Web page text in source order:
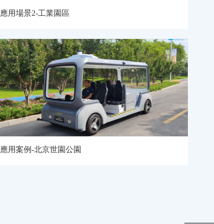
應用場景2-工業園區
應用案例-北京世園公園